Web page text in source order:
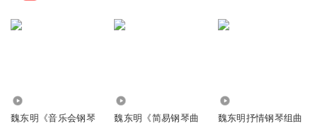
魏东明《音乐会钢琴
魏东明《简易钢琴曲
魏东明抒情钢琴组曲